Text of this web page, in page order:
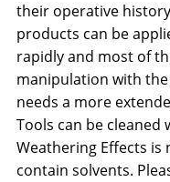
their operative
products can be
rapidly and most of
manipulation with
needs a more
Tools can be cleaned
Weathering Effects
contain solvents.